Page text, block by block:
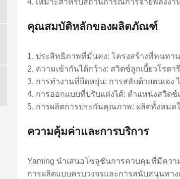
4. เหมาะสำหรับสถานการณ์การจ่ายพลังง
คุณสมบัติหลักของผลิตภัณฑ์
1. ประสิทธิภาพที่มั่นคง: โครงสร้างที่ทนทา
2. ความเข้ากันได้กว้าง: สวิตช์ลูกเบี้ยวโรต
3. การทำงานที่ยืดหยุ่น: การสลับด้วยตนเอ
4. การออกแบบที่ปรับแต่งได้: ตำแหน่งสวิต
5. การผลิตการประกันคุณภาพ: ผลิตทั้งหมด
ความคุ้มค่าและการบริการ
Yaming นำเสนอโซลูชันการควบคุมที่มีควา
การผลิตแบบครบวงจรและการสนับสนุนทา